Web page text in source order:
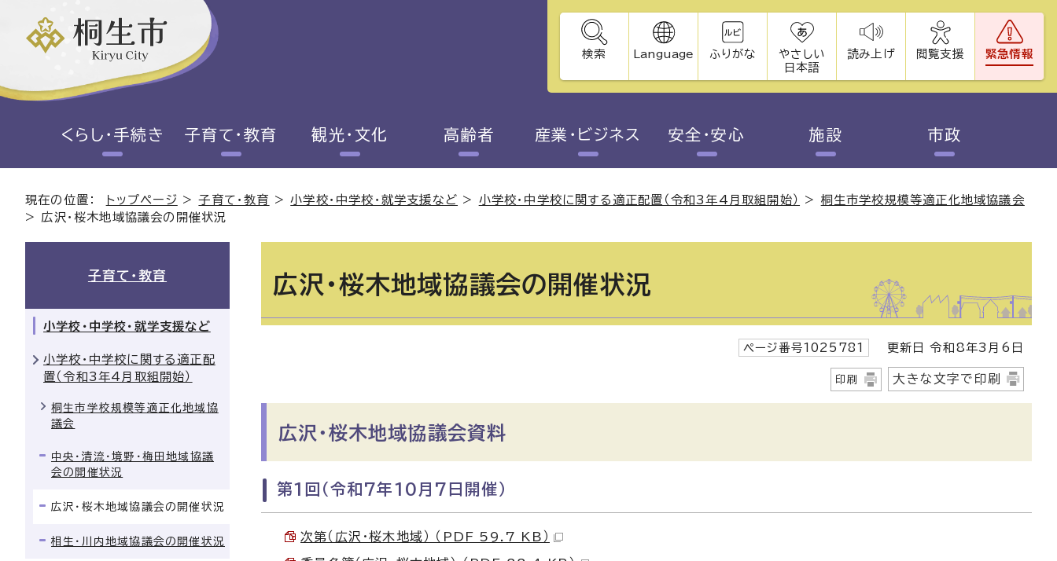
検索 Language ふりがな
やさしい
日本語
読み上げ 閲覧支援 緊急情報
くらし・手続き 子育て・教育 観光・文化 高齢者 産業・ビジネス 安全・安心 施設 市政
現在の位置： トップページ >子育て・教育 >小学校・中学校・就学支援など > 小学校・中学校に関する適正配置（令和3年4月取組開始） > 桐生市学校規模等適正化地域協議会
> 広沢・桜木地域協議会の開催状況
広沢・桜木地域協議会の開催状況
ページ番号1025781 更新日 令和8年3月6日
印刷 大きな文字で印刷
広沢・桜木地域協議会資料
第1回（令和7年10月7日開催）
次第（広沢・桜木地域） （PDF 59.7 KB）
子育て・教育
小学校・中学校・就学支援など
小学校・中学校に関する適正配
置（令和3年4月取組開始）
桐生市学校規模等適正化地域協
議会
中央・清流・境野・梅田地域協議
会の開催状況
広沢・桜木地域協議会の開催状況
相生・川内地域協議会の開催状況